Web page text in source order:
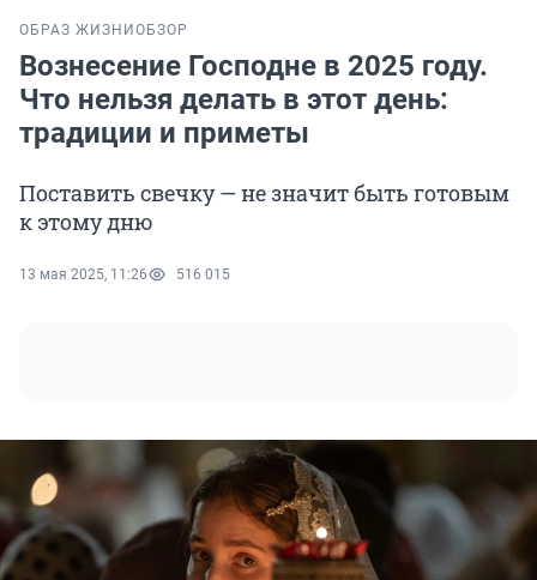
ОБРАЗ ЖИЗНИ ОБЗОР
Вознесение Господне в 2025 году.
Что нельзя делать в этот день:
традиции и приметы
Поставить свечку — не значит быть готовым
к этому дню
13 мая 2025, 11:26 516 015